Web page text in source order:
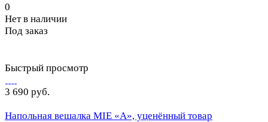
0
Нет в наличии
Под заказ
Быстрый просмотр
3 690 руб.
Напольная вешалка MIE «A», уценённый товар